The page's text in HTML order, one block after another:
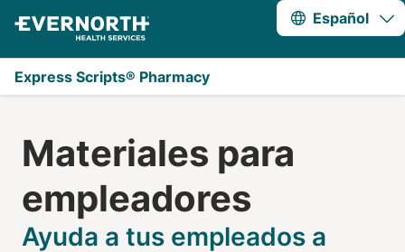
Español
Express Scripts® Pharmacy
Toolkit: Employer
Materiales para
empleadores
Ayuda a tus empleados a